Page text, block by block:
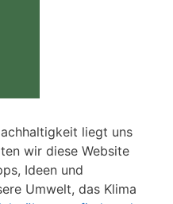
liegt uns
wir diese Website
Ideen und
Umwelt, das Klima